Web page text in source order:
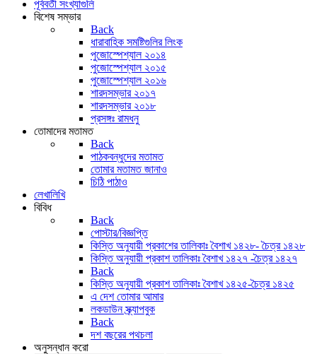
পূর্ববর্তী সংখ্যাগুলি
বিশেষ সম্ভার
Back
ধারাবাহিক সমষ্টিগুলির লিংক
পুজোস্পেশ্যাল ২০১৪
পুজোস্পেশ্যাল ২০১৫
পুজোস্পেশ্যাল ২০১৬
শারদসম্ভার ২০১৭
শারদসম্ভার ২০১৮
প্রসঙ্গঃ রামধনু
তোমাদের মতামত
Back
পাঠকবন্ধুদের মতামত
তোমার মতামত জানাও
চিঠি পাঠাও
লেখালিখি
বিবিধ
Back
পোস্টার/বিজ্ঞপ্তি
কিস্তি অনুযায়ী প্রকাশের তালিকাঃ বৈশাখ ১৪২৮- চৈত্র ১৪২৮
কিস্তি অনুযায়ী প্রকাশ তালিকাঃ বৈশাখ ১৪২৭ -চৈত্র ১৪২৭
Back
কিস্তি অনুযায়ী প্রকাশ তালিকাঃ বৈশাখ ১৪২৫-চৈত্র ১৪২৫
এ দেশ তোমার আমার
লকডাউন স্ক্র্যাপবুক
Back
দশ বছরের পথচলা
অনুসন্ধান করো